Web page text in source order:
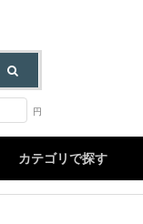
円
カテゴリで探す